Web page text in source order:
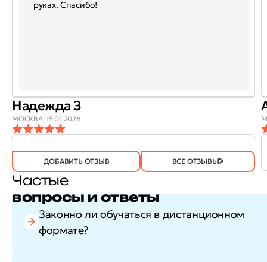
руках. Спасибо!
Надежда З
МОСКВА,15.01.2026
ПОЛЕЗЕН?
ДА(746) НЕТ(21)
ДОБАВИТЬ ОТЗЫВ ВСЕ ОТЗЫВЫ
Частые
вопросы и ответы
Законно ли обучаться в дистанционном
формате?